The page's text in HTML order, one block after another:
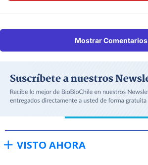
Mostrar Comentarios
VISTO AHORA